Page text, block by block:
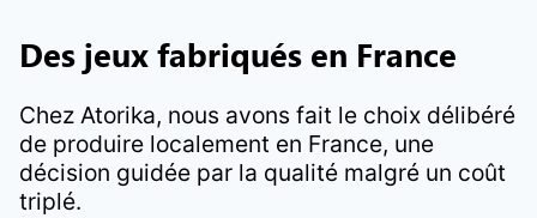
Des jeux fabriqués en France
Chez Atorika, nous avons fait le choix délibéré
de produire localement en France, une
décision guidée par la qualité malgré un coût
triplé.